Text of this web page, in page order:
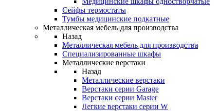
Сейфы термостаты
Тумбы медицинские подкатные
Металлическая мебель для производства
Назад
Металлическая мебель для производства
Cпециализированные шкафы
Металлические верстаки
Назад
Металлические верстаки
Верстаки серии Garage
Верстаки серии Master
Легкие верстаки серии W